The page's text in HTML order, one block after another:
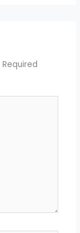
Required